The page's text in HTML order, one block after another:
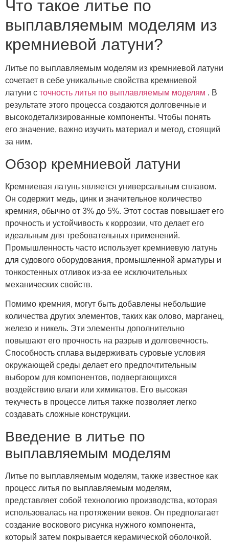
Что такое литье по
выплавляемым моделям из
кремниевой латуни?
Литье по выплавляемым моделям из кремниевой латуни
сочетает в себе уникальные свойства кремниевой
латуни с точность литья по выплавляемым моделям . В
результате этого процесса создаются долговечные и
высокодетализированные компоненты. Чтобы понять
его значение, важно изучить материал и метод, стоящий
за ним.
Обзор кремниевой латуни
Кремниевая латунь является универсальным сплавом.
Он содержит медь, цинк и значительное количество
кремния, обычно от 3% до 5%. Этот состав повышает его
прочность и устойчивость к коррозии, что делает его
идеальным для требовательных применений.
Промышленность часто использует кремниевую латунь
для судового оборудования, промышленной арматуры и
тонкостенных отливок из-за ее исключительных
механических свойств.
Помимо кремния, могут быть добавлены небольшие
количества других элементов, таких как олово, марганец,
железо и никель. Эти элементы дополнительно
повышают его прочность на разрыв и долговечность.
Способность сплава выдерживать суровые условия
окружающей среды делает его предпочтительным
выбором для компонентов, подвергающихся
воздействию влаги или химикатов. Его высокая
текучесть в процессе литья также позволяет легко
создавать сложные конструкции.
Введение в литье по
выплавляемым моделям
Литье по выплавляемым моделям, также известное как
процесс литья по выплавляемым моделям,
представляет собой технологию производства, которая
использовалась на протяжении веков. Он предполагает
создание воскового рисунка нужного компонента,
который затем покрывается керамической оболочкой.